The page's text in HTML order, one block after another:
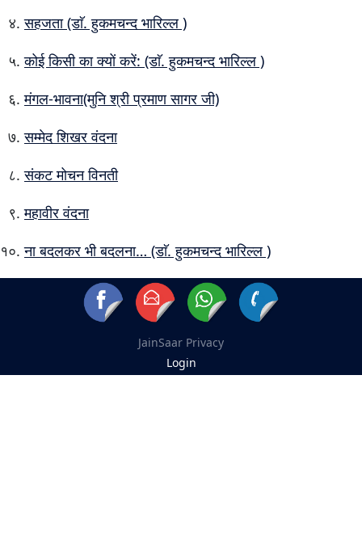
सहजता (डाॅ. हुकमचन्द भारिल्ल )
कोई किसी का क्यों करें: (डाॅ. हुकमचन्द भारिल्ल )
मंगल-भावना(मुनि श्री प्रमाण सागर जी)
सम्मेद शिखर वंदना
संकट मोचन विनती
महावीर वंदना
ना बदलकर भी बदलना… (डाॅ. हुकमचन्द भारिल्ल )
JainSaar Privacy
Login